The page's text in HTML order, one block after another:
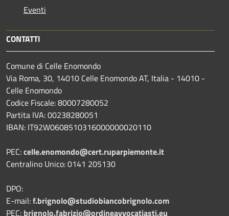
Eventi
CONTATTI
Comune di Celle Enomondo
Via Roma, 30, 14010 Celle Enomondo AT, Italia - 14010 -
Celle Enomondo
Codice Fiscale: 80007280052
Partita IVA: 00238280051
IBAN: IT92W0608510316000000020110
PEC:celle.enomondo@cert.ruparpiemonte.it
Centralino Unico: 0141 205130
DPO:
E-mail:f.brignolo@studiobiancobrignolo.com
PEC: brignolo.fabrizio@ordineavvocatiasti.eu